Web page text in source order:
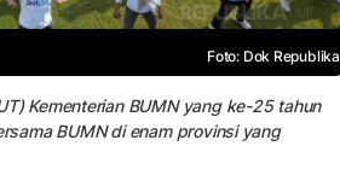
Foto: Dok Republika
Kementerian BUMN yang ke-25 tahun
BUMN di enam provinsi yang